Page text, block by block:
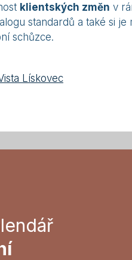
klientských změn v
standardů a také si
schůzce.
Lískovec